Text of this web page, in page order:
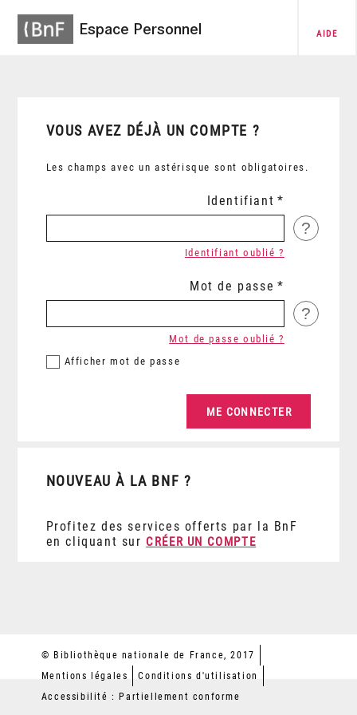
Espace Personnel AIDE
VOUS AVEZ DÉJÀ UN COMPTE ?
Les champs avec un astérisque sont obligatoires.
Identifiant
?
Identifiant oublié ?
Mot de passe
?
Afficher mot de passe
Mot de passe oublié ?
NOUVEAU À LA BNF ?
Profitez des services offerts par la BnF
en cliquant sur CRÉER UN COMPTE
© Bibliothèque nationale de France, 2017
Mentions légales
Conditions d'utilisation
Accessibilité : Partiellement conforme